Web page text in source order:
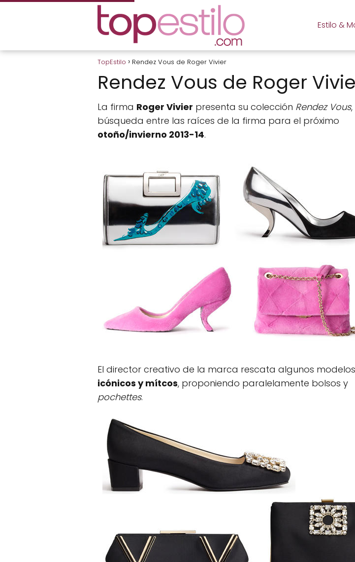
Estilo &
TopEstilo Rendez Vous de Roger Vivier
Rendez Vous de Roger
La firma Roger Vivier presenta su colección Rendez Vous
búsqueda entre las raíces de la firma para el próximo
otoño/invierno 2013-14.
El director creativo de la marca rescata algunos modelos
icónicos y mítcos, proponiendo paralelamente bolsos y
pochettes.